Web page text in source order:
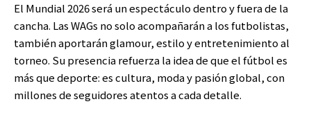
El Mundial 2026 será un espectáculo dentro y fuera de la
cancha. Las WAGs no solo acompañarán a los futbolistas,
también aportarán glamour, estilo y entretenimiento al
torneo. Su presencia refuerza la idea de que el fútbol es
más que deporte: es cultura, moda y pasión global, con
millones de seguidores atentos a cada detalle.